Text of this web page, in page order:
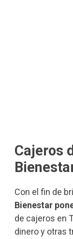
Cajeros
Con el fin de
Bienestar
de cajeros en
dinero y otras